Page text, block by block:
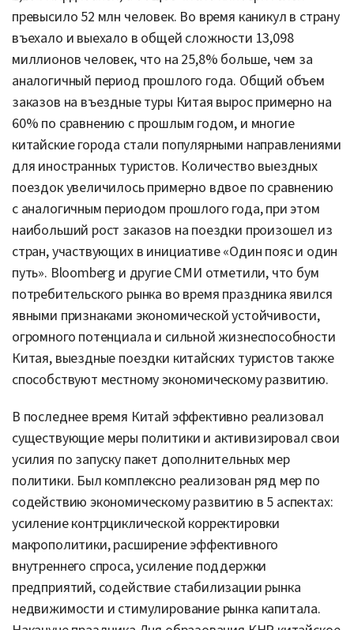
превысило 52 млн человек. Во время каникул в страну
въехало и выехало в общей сложности 13,098
миллионов человек, что на 25,8% больше, чем за
аналогичный период прошлого года. Общий объем
заказов на въездные туры Китая вырос примерно на
60% по сравнению с прошлым годом, и многие
китайские города стали популярными направлениями
для иностранных туристов. Количество выездных
поездок увеличилось примерно вдвое по сравнению
с аналогичным периодом прошлого года, при этом
наибольший рост заказов на поездки произошел из
стран, участвующих в инициативе «Один пояс и один
путь». Bloomberg и другие СМИ отметили, что бум
потребительского рынка во время праздника явился
явными признаками экономической устойчивости,
огромного потенциала и сильной жизнеспособности
Китая, выездные поездки китайских туристов также
способствуют местному экономическому развитию.
В последнее время Китай эффективно реализовал
существующие меры политики и активизировал свои
усилия по запуску пакет дополнительных мер
политики. Был комплексно реализован ряд мер по
содействию экономическому развитию в 5 аспектах:
усиление контрциклической корректировки
макрополитики, расширение эффективного
внутреннего спроса, усиление поддержки
предприятий, содействие стабилизации рынка
недвижимости и стимулирование рынка капитала.